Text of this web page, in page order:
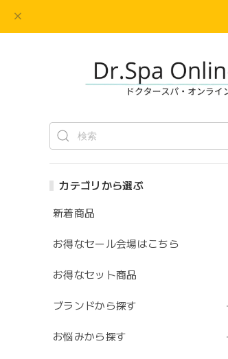
カテゴリから選ぶ
新着商品
お得なセール会場はこちら
お得なセット商品
ブランドから探す
お悩みから探す